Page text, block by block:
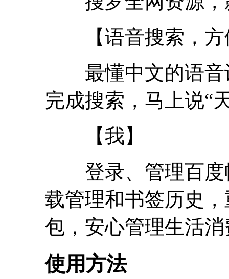
【语音搜索，方
最懂中文的语音
完成搜索，马上说“
【我】
登录、管理百度
载管理和书签历史
包，安心管理生活
使用方法